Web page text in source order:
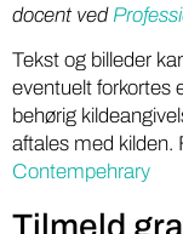
docent ved
Tekst og billeder
eventuelt forkortes
behørig
aftales med kilden.
Contempehrary